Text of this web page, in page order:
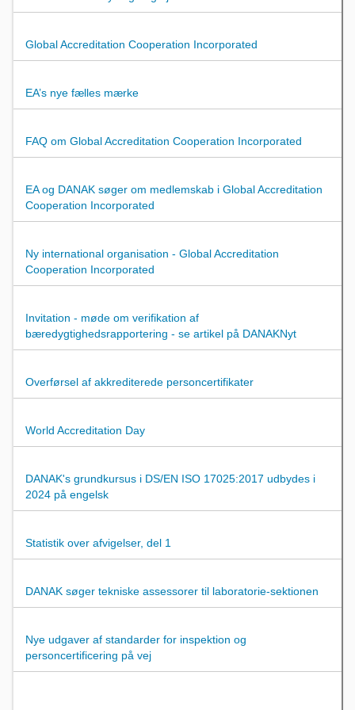
Global Accreditation Cooperation Incorporated
EA’s nye fælles mærke
FAQ om Global Accreditation Cooperation Incorporated
EA og DANAK søger om medlemskab i Global Accreditation
Cooperation Incorporated
Ny international organisation - Global Accreditation
Cooperation Incorporated
Invitation - møde om verifikation af
bæredygtighedsrapportering - se artikel på DANAKNyt
Overførsel af akkrediterede personcertifikater
World Accreditation Day
DANAK's grundkursus i DS/EN ISO 17025:2017 udbydes i
2024 på engelsk
Statistik over afvigelser, del 1
DANAK søger tekniske assessorer til laboratorie-sektionen
Nye udgaver af standarder for inspektion og
personcertificering på vej